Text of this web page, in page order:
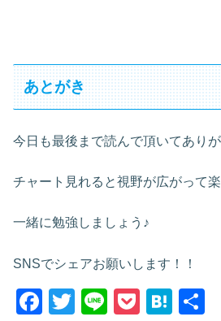
あとがき
今日も最後まで読んで頂いてありが
チャート見れると視野が広がって
一緒に勉強しましょう♪
SNSでシェアお願いします！！
F
T
Li
P
H